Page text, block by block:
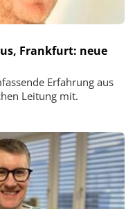
Frankfurt: neue
Erfahrung aus
Leitung mit.